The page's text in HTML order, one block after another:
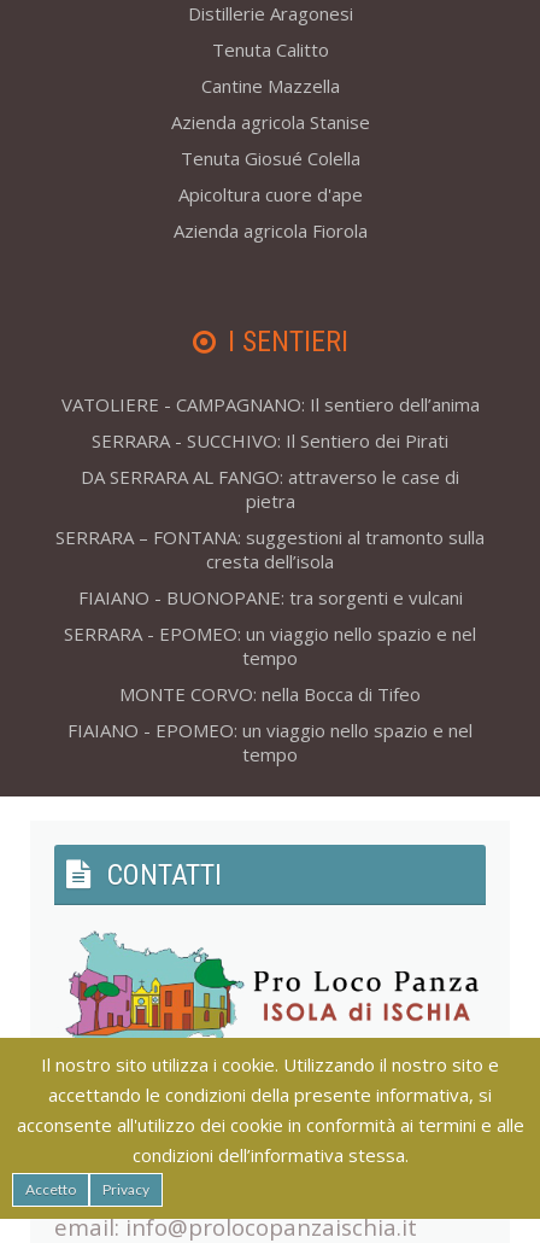
Distillerie Aragonesi
Tenuta Calitto
Cantine Mazzella
Azienda agricola Stanise
Tenuta Giosué Colella
Apicoltura cuore d'ape
Azienda agricola Fiorola
I SENTIERI
VATOLIERE - CAMPAGNANO: Il sentiero dell’anima
SERRARA - SUCCHIVO: Il Sentiero dei Pirati
DA SERRARA AL FANGO: attraverso le case di
pietra
SERRARA – FONTANA: suggestioni al tramonto sulla
cresta dell’isola
FIAIANO - BUONOPANE: tra sorgenti e vulcani
SERRARA - EPOMEO: un viaggio nello spazio e nel
tempo
MONTE CORVO: nella Bocca di Tifeo
FIAIANO - EPOMEO: un viaggio nello spazio e nel
tempo
CONTATTI
Piazza San Leonardo, 1
Tel. +39 081 90 84 36
Mob. +39 331 809 55 40
email:info@prolocopanzaischia.it
Il nostro sito utilizza i cookie. Utilizzando il nostro sito e
accettando le condizioni della presente informativa, si
acconsente all'utilizzo dei cookie in conformità ai termini e alle
condizioni dell’informativa stessa.
Accetto Privacy